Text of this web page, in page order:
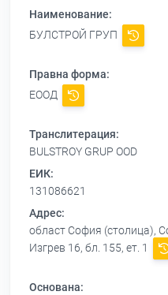
Наименование:
БУЛСТРОЙ ГРУП
Правна форма:
ЕООД
Транслитерация:
BULSTROY GRUP OOD
ЕИК:
131086621
Адрес:
област София (столица),
Изгрев 16, бл. 155, ет. 1
Основана: